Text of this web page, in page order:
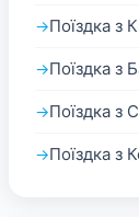
Поїздка з
Поїздка з
Поїздка з
Поїздка з